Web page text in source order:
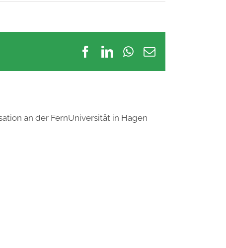
Facebook
LinkedInWhatsApp
E-
an der FernUniversität in Hagen